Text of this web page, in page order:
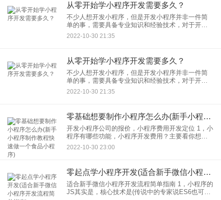
从零开始学小程序开发需要多久？
不少人想开发小程序，但是开发小程序并非一件简
单的事，需要具备专业知识和经验技术，对于开发
流程也需要有所了解。那从零开始学习小程序开发
需要多久呢？今天应用公园小编和大家讲解下，希
2022-10-30 21:35
从零开始学小程序开发需要多久？
不少人想开发小程序，但是开发小程序并非一件简
单的事，需要具备专业知识和经验技术，对于开发
流程也需要有所了解。那从零开始学习小程序开发
需要多久呢？今天应用公园小编和大家讲解下，希
2022-10-30 21:35
零基础想要制作小程序怎么办(新手小程序制作教程快速做一个食品小程序)
开发小程序公司的报价，小程序费用开发定位 1，小
程序有哪些功能，小程序开发费用？主要看你想要
什么小程序和你需要什么功能。通俗的理解，就是
你想怎么装修你的家，砸墙，砸天花板，砸油漆，
2022-10-30 23:00
零起点学小程序开发(适合新手微信小程序开发流程简单指南)
适合新手微信小程序开发流程简单指南 1，小程序的
JS其实是，核心技术是(传说中的专家说ES6也可以)